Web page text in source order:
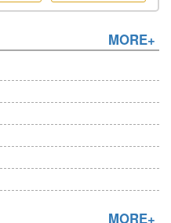
格
MORE+
MORE+